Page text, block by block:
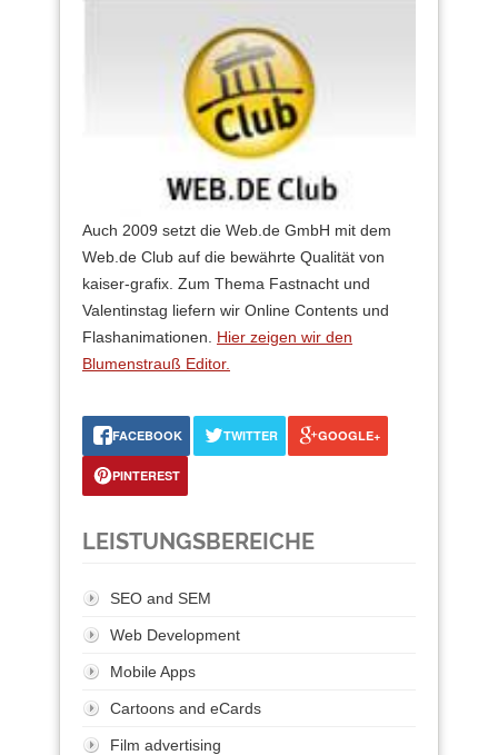
Auch 2009 setzt die Web.de GmbH mit dem
Web.de Club auf die bewährte Qualität von
kaiser-grafix. Zum Thema Fastnacht und
Valentinstag liefern wir Online Contents und
Flashanimationen. Hier zeigen wir den
Blumenstrauß Editor.
FACEBOOK TWITTER GOOGLE+
PINTEREST
LEISTUNGSBEREICHE
SEO and SEM
Web Development
Mobile Apps
Cartoons and eCards
Film advertising